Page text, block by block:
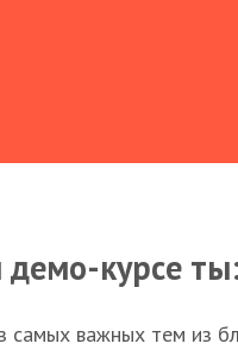
демо-курсе
самых важных тем из